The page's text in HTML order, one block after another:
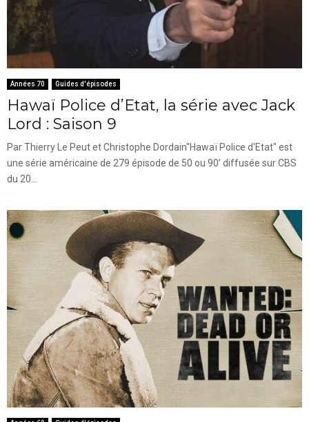
Années 70 Guides d'épisodes
Hawaï Police d’Etat, la série avec Jack
Lord : Saison 9
Par Thierry Le Peut et Christophe Dordain"Hawaï Police d'Etat" est
une série américaine de 279 épisode de 50 ou 90’ diffusée sur CBS
du 20...